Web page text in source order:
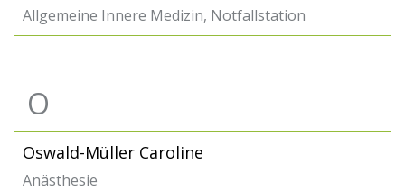
Allgemeine Innere Medizin, Notfallstation
O
Oswald-Müller Caroline
Anästhesie